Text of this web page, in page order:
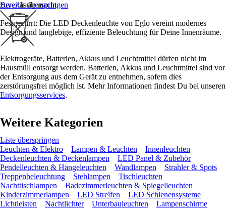
zuverlässig macht.
Festgezurrt: Die LED Deckenleuchte von Eglo vereint modernes
Design und langlebige, effiziente Beleuchtung für Deine Innenräume.
Bereich überspringen
Elektrogeräte, Batterien, Akkus und Leuchtmittel dürfen nicht im
Hausmüll entsorgt werden. Batterien, Akkus und Leuchtmittel sind vor
der Entsorgung aus dem Gerät zu entnehmen, sofern dies
zerstörungsfrei möglich ist. Mehr Informationen findest Du bei unseren
Entsorgungsservices.
Weitere Kategorien
Liste überspringen
Leuchten & Elektro
Lampen & Leuchten
Innenleuchten
Deckenleuchten & Deckenlampen
LED Panel & Zubehör
Pendelleuchten & Hängeleuchten
Wandlampen
Strahler & Spots
Treppenbeleuchtung
Stehlampen
Tischleuchten
Nachttischlampen
Badezimmerleuchten & Spiegelleuchten
Kinderzimmerlampen
LED Streifen
LED Schienensysteme
Lichtleisten
Nachtlichter Unterbauleuchten Lampenschirme